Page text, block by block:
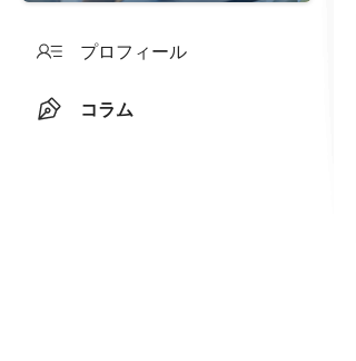
プロフィール
コラム